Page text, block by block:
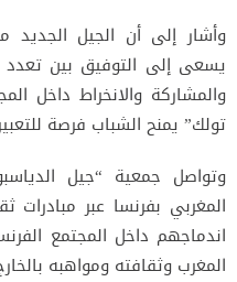
وأشار إلى أن الجيل الجديد
يسعى إلى التوفيق بين تعدد
والمشاركة والانخراط داخل
تولك” يمنح الشباب فرصة
وتواصل جمعية “جيل
المغربي بفرنسا عبر مبادرات
اندماجهم داخل المجتمع
المغرب وثقافته ومواهبه